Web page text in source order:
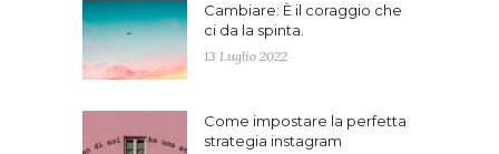
Cambiare: È il coraggio che
ci da la spinta.
13 Luglio 2022
Come impostare la perfetta
strategia instagram